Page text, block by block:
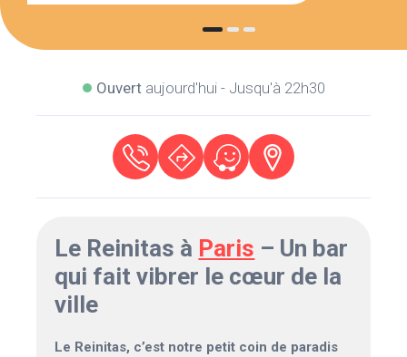
Ouvertaujourd'hui - Jusqu'à 22h30
Le Reinitas à Paris – Un bar
qui fait vibrer le cœur de la
ville
Le Reinitas, c’est notre petit coin de paradis